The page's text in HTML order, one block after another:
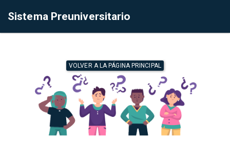
Sistema Preuniversitario
VOLVER A LA PÁGINA PRINCIPAL